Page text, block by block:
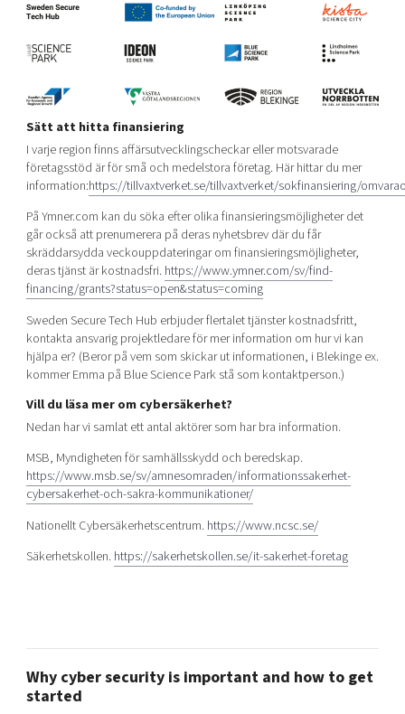
Sätt att hitta finansiering
I varje region finns affärsutvecklingscheckar eller motsvarade
företagsstöd är för små och medelstora företag. Här hittar du mer
information:https://tillvaxtverket.se/tillvaxtverket/sokfinansiering/
På Ymner.com kan du söka efter olika finansieringsmöjligheter det
går också att prenumerera på deras nyhetsbrev där du får
skräddarsydda veckouppdateringar om finansieringsmöjligheter,
deras tjänst är kostnadsfri. https://www.ymner.com/sv/find-
financing/grants?status=open&status=coming
Sweden Secure Tech Hub erbjuder flertalet tjänster kostnadsfritt,
kontakta ansvarig projektledare för mer information om hur vi kan
hjälpa er? (Beror på vem som skickar ut informationen, i Blekinge ex.
kommer Emma på Blue Science Park stå som kontaktperson.)
Vill du läsa mer om cybersäkerhet?
Nedan har vi samlat ett antal aktörer som har bra information.
MSB, Myndigheten för samhällsskydd och beredskap.
https://www.msb.se/sv/amnesomraden/informationssakerhet-
cybersakerhet-och-sakra-kommunikationer/
Nationellt Cybersäkerhetscentrum. https://www.ncsc.se/
Säkerhetskollen. https://sakerhetskollen.se/it-sakerhet-foretag
Why cyber security is important and how to get
started